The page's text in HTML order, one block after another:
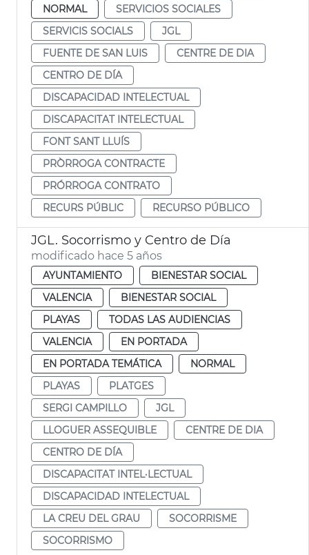
NORMAL
SERVICIOS SOCIALES
SERVICIS SOCIALS
JGL
FUENTE DE SAN LUIS
CENTRE DE DIA
CENTRO DE DÍA
DISCAPACIDAD INTELECTUAL
DISCAPACITAT INTELECTUAL
FONT SANT LLUÍS
PRÒRROGA CONTRACTE
PRÓRROGA CONTRATO
RECURS PÚBLIC
RECURSO PÚBLICO
JGL. Socorrismo y Centro de Día
modificado hace 5 años
AYUNTAMIENTO
BIENESTAR SOCIAL
VALENCIA
BIENESTAR SOCIAL
PLAYAS
TODAS LAS AUDIENCIAS
VALENCIA
EN PORTADA
EN PORTADA TEMÁTICA
NORMAL
PLAYAS
PLATGES
SERGI CAMPILLO
JGL
LLOGUER ASSEQUIBLE
CENTRE DE DIA
CENTRO DE DÍA
DISCAPACITAT INTEL·LECTUAL
DISCAPACIDAD INTELECTUAL
LA CREU DEL GRAU
SOCORRISME
SOCORRISMO